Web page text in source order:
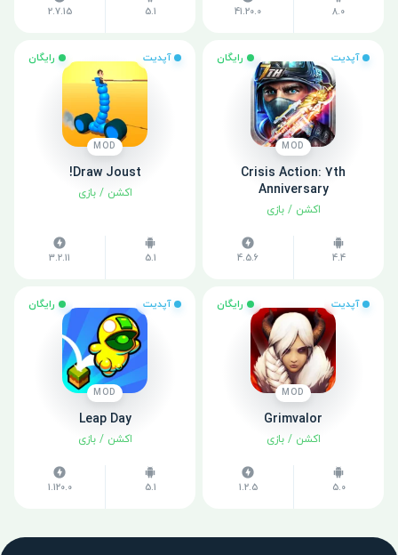
8.0
41.20.0
5.1
2.7.15
آپدیت رایگان
MOD
Crisis Action: 7th
Anniversary
اکشن /بازی
4.4
4.5.6
آپدیت رایگان
MOD
Draw Joust!
اکشن /بازی
5.1
3.2.11
آپدیت رایگان
MOD
Grimvalor
اکشن /بازی
5.0
1.2.5
آپدیت رایگان
MOD
Leap Day
اکشن /بازی
5.1
1.120.0